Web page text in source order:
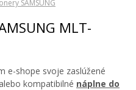
SAMSUNG
MLT-
e-shope svoje zaslúžené
kompatibilné náplne do